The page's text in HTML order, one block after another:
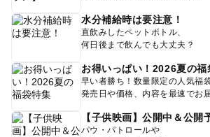
水分補給時は要注意！
直飲みしたペットボトル、
何日後まで飲んでも大丈夫？
お得いっぱい！2026夏の福
早い者勝ち！数量限定の人気福
発売日や価格、内容を最速でお
【子供映画】公開中＆公開
パウ・パトロールや